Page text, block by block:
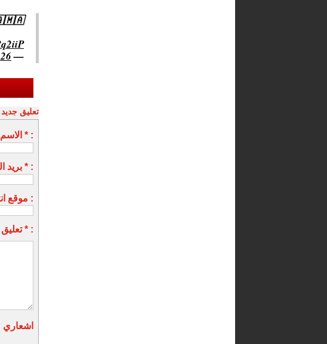
— Futbol Marroqui 212 (@FutbolMarroqui)
تعليق جديد
الاسم * :
بريد الكتروني * :
موقع انترنت :
تعليق * :
اشعاري